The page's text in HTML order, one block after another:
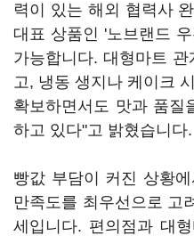
력이 있는 해외 협력사
대표 상품인 '노브랜드
가능합니다. 대형마트
고, 냉동 생지나 케이크
확보하면서도 맛과 품질
하고 있다"고 밝혔습니다.
빵값 부담이 커진 상황
만족도를 최우선으로 고
세입니다. 편의점과 대